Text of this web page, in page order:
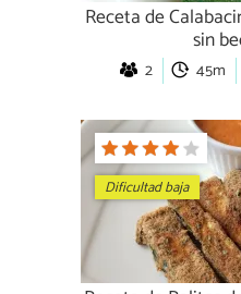
Receta de
sin
2 45m
Dificultad baja